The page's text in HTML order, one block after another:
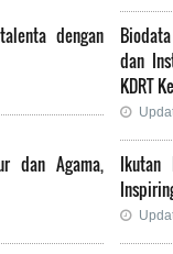
dengan
dan
KDRT
dan Agama,
Ikutan